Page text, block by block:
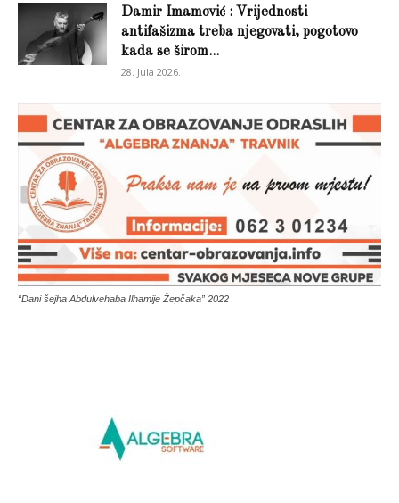
Damir Imamović : Vrijednosti
antifašizma treba njegovati, pogotovo
kada se širom...
28. Jula 2026.
“Dani šejha Abdulvehaba Ilhamije Žepčaka” 2022